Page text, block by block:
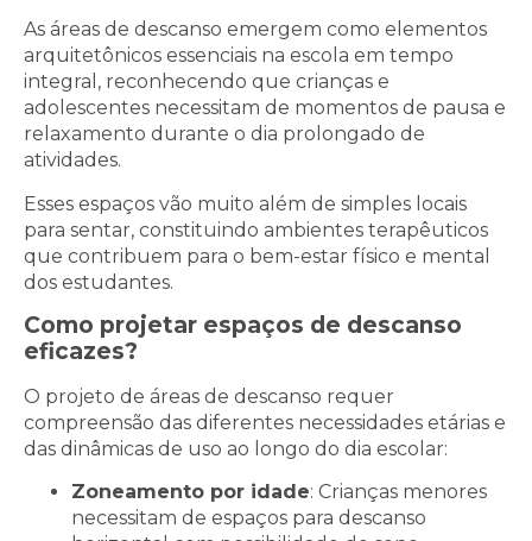
As áreas de descanso emergem como elementos
arquitetônicos essenciais na escola em tempo
integral, reconhecendo que crianças e
adolescentes necessitam de momentos de pausa e
relaxamento durante o dia prolongado de
atividades.
Esses espaços vão muito além de simples locais
para sentar, constituindo ambientes terapêuticos
que contribuem para o bem-estar físico e mental
dos estudantes.
Como projetar espaços de descanso
eficazes?
O projeto de áreas de descanso requer
compreensão das diferentes necessidades etárias e
das dinâmicas de uso ao longo do dia escolar:
Zoneamento por idade: Crianças menores
necessitam de espaços para descanso